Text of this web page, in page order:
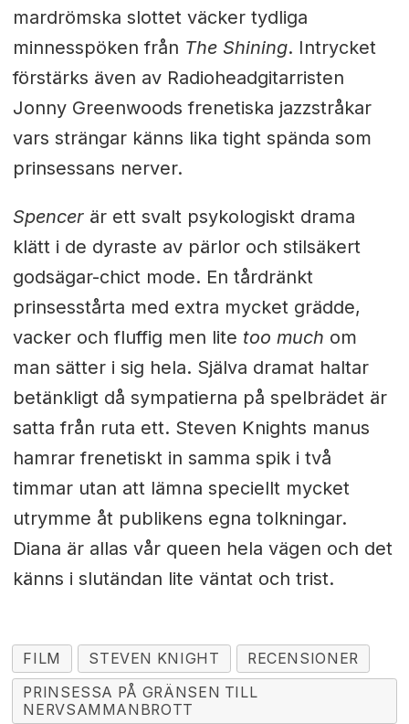
mardrömska slottet väcker tydliga
minnesspöken från The Shining. Intrycket
förstärks även av Radioheadgitarristen
Jonny Greenwoods frenetiska jazzstråkar
vars strängar känns lika tight spända som
prinsessans nerver.
Spencerär ett svalt psykologiskt drama
klätt i de dyraste av pärlor och stilsäkert
godsägar-chict mode. En tårdränkt
prinsesstårta med extra mycket grädde,
vacker och fluffig men lite too much om
man sätter i sig hela. Själva dramat haltar
betänkligt då sympatierna på spelbrädet är
satta från ruta ett. Steven Knights manus
hamrar frenetiskt in samma spik i två
timmar utan att lämna speciellt mycket
utrymme åt publikens egna tolkningar.
Diana är allas vår queen hela vägen och det
känns i slutändan lite väntat och trist.
FILM STEVEN KNIGHT
RECENSIONER
PRINSESSA PÅ GRÄNSEN TILL
NERVSAMMANBROTT